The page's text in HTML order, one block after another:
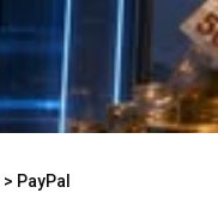
> PayPal